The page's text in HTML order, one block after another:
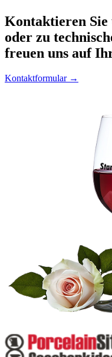
Kontaktieren
oder zu
freuen uns auf
Kontaktformular →